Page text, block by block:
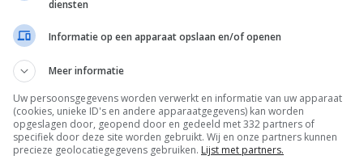
of gesmolten kaas. Precies dat vind je
Ze laat zien hoe je jezelf culinair verwent
Friday-recepten van burgers en
spareribs, van rundvleeskroketten met
fudgetaart: elk recept in dit boek is
diensten
Informatie op een apparaat opslaan en/of openen
Meer informatie
Uw persoonsgegevens worden verwerkt en informatie van uw apparaat
(cookies, unieke ID's en andere apparaatgegevens) kan worden
opgeslagen door, geopend door en gedeeld met 332 partners of
specifiek door deze site worden gebruikt. Wij en onze partners kunnen
precieze geolocatiegegevens gebruiken. Lijst met partners.